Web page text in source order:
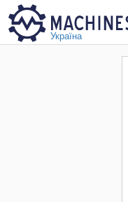
Україна